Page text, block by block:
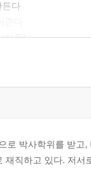
든다
어준다
유
로 박사학위를 받고
재직하고 있다. 저